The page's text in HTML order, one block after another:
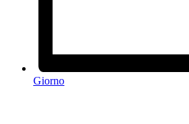
Giorno